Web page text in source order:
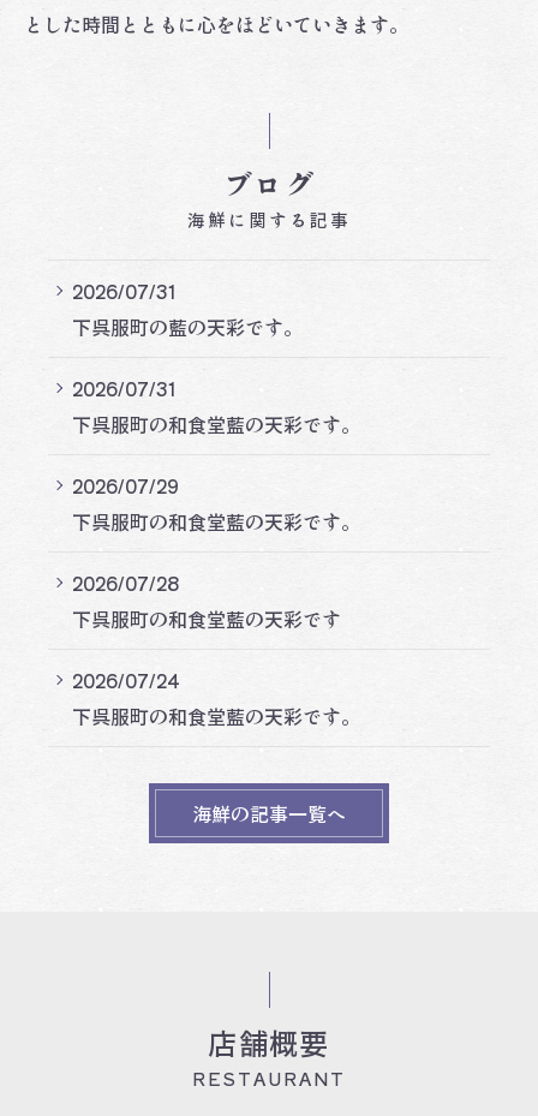
とした時間とともに心をほどいていきます。
ブログ
海鮮に関する記事
2026/07/31
下呉服町の藍の天彩です。
2026/07/31
下呉服町の和食堂藍の天彩です。
2026/07/29
下呉服町の和食堂藍の天彩です。
2026/07/28
下呉服町の和食堂藍の天彩です
2026/07/24
下呉服町の和食堂藍の天彩です。
海鮮の記事一覧へ
店舗概要
RESTAURANT